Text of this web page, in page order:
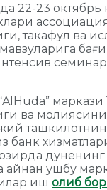
22-23 октябрь
такафул ва
ва молиясини
банк
айнан ушбу
иш олиб